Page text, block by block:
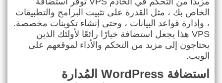
الخاص بك ، مثل القدرة على تثبيت البرامج والتطبيقات
، وإدارة قواعد البيانات ، وحتى إنشاء تكوينات مخصصة.
هذا يجعل استضافة VPS
خيارًا رائعًا لأولئك الذين
يحتاجون إلى مزيد من التحكم والأداء لموقعهم على
الويب.
استضافة المُدارة